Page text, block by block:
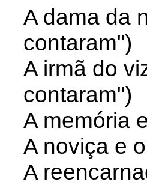
A dama da
contaram")
A irmã do
contaram")
A memória
A noviça e
A